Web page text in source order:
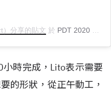
）分享的貼文 於 PDT 2020 年 8月 月 12 日 上午 5:12
時完成，Lito表示需要
的形狀，從正午動工，